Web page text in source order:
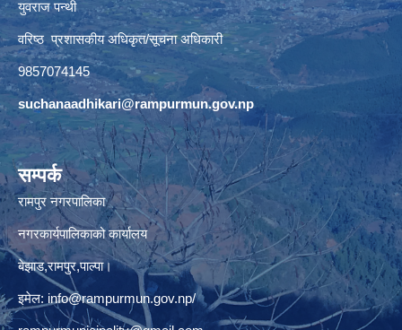
युवराज पन्थी
वरिष्ठ प्रशासकीय अधिकृत/सूचना अधिकारी
9857074145
suchanaadhikari@rampurmun.gov.np
सम्पर्क
रामपुर नगरपालिका
नगरकार्यपालिकाको कार्यालय
बेझाड,रामपुर,पाल्पा।
इमेल: info@rampurmun.gov.np/